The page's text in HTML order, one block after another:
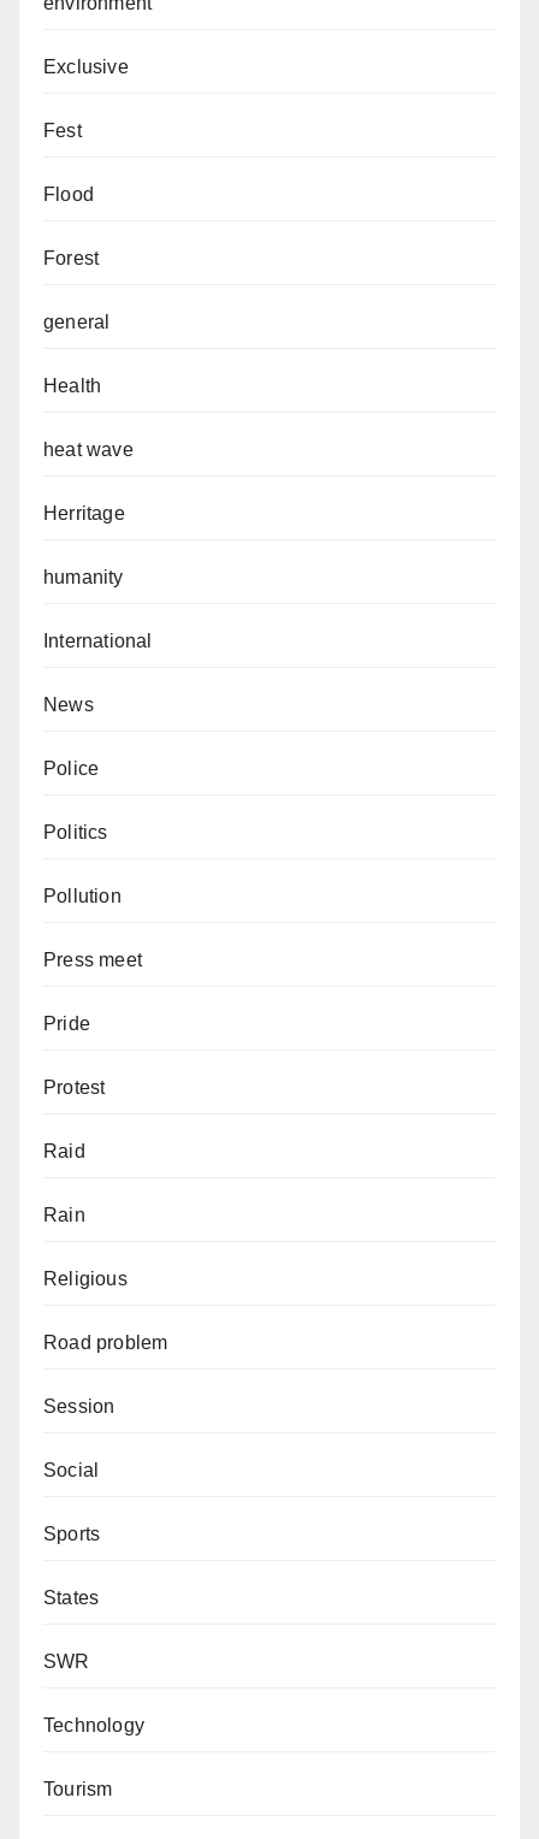
Exclusive
Fest
Flood
Forest
general
Health
heat wave
Herritage
humanity
International
News
Police
Politics
Pollution
Press meet
Pride
Protest
Raid
Rain
Religious
Road problem
Session
Social
Sports
States
SWR
Technology
Tourism